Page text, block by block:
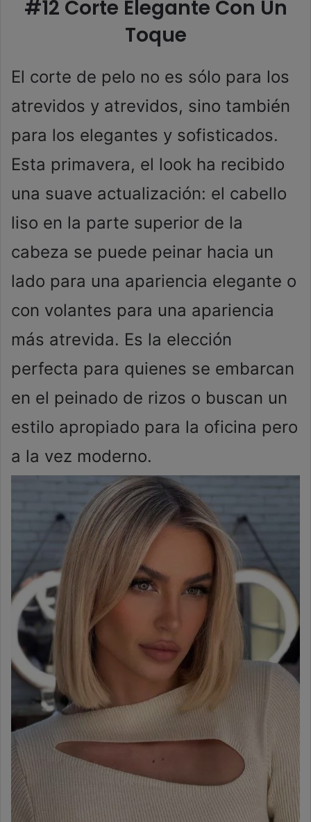
#12 Corte Elegante Con Un
Toque
El corte de pelo no es sólo para los
atrevidos y atrevidos, sino también
para los elegantes y sofisticados.
Esta primavera, el look ha recibido
una suave actualización: el cabello
liso en la parte superior de la
cabeza se puede peinar hacia un
lado para una apariencia elegante o
con volantes para una apariencia
más atrevida. Es la elección
perfecta para quienes se embarcan
en el peinado de rizos o buscan un
estilo apropiado para la oficina pero
a la vez moderno.